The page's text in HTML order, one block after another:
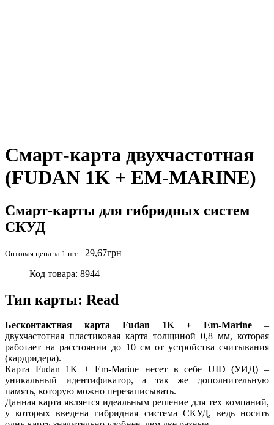
Смарт-карта двухчастотная
(FUDAN 1K + EM-MARINE)
Смарт-карты для гибридных систем
СКУД
Оптовая цена за 1 шт. - 29,67грн
Код товара: 8944
Тип карты: Read
Бесконтактная карта Fudan 1K + Em-Marine –
двухчастотная пластиковая карта толщиной 0,8 мм, которая
работает на расстоянии до 10 см от устройства считывания
(кардридера).
Карта Fudan 1K + Em-Marine несет в себе UID (УИД) –
уникальный идентификатор, а так же дополнительную
память, которую можно перезаписывать.
Данная карта является идеальным решение для тех компаний,
у которых введена гибридная система СКУД, ведь носить